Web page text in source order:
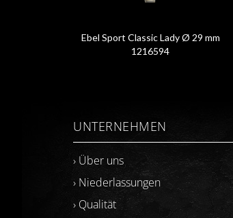
Ebel Sport Classic Lady Ø 29 mm
1216594
UNTERNEHMEN
› Über uns
› Niederlassungen
› Qualität